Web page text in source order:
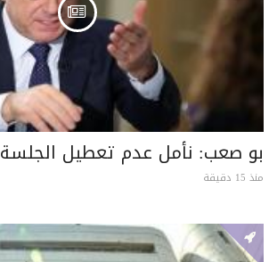
بو صعب: نأمل عدم تعطيل الجلسة
منذ 15 دقيقة